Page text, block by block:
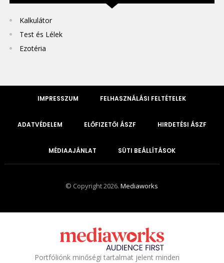
Kalkulátor
Test és Lélek
Ezotéria
IMPRESSZUM FELHASZNÁLÁSI FELTÉTELEK
ADATVÉDELEM ELŐFIZETŐI ÁSZF HIRDETÉSI ÁSZF
MÉDIAAJÁNLAT SÜTI BEÁLLÍTÁSOK
© Copyright 2026.Mediaworks
Portfóliónk minőségi tartalmat jelent minden